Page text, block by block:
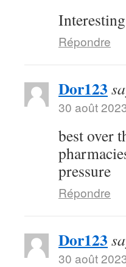
Répondre
Dor123
30 août
best over
pressure
Répondre
Dor123
30 août